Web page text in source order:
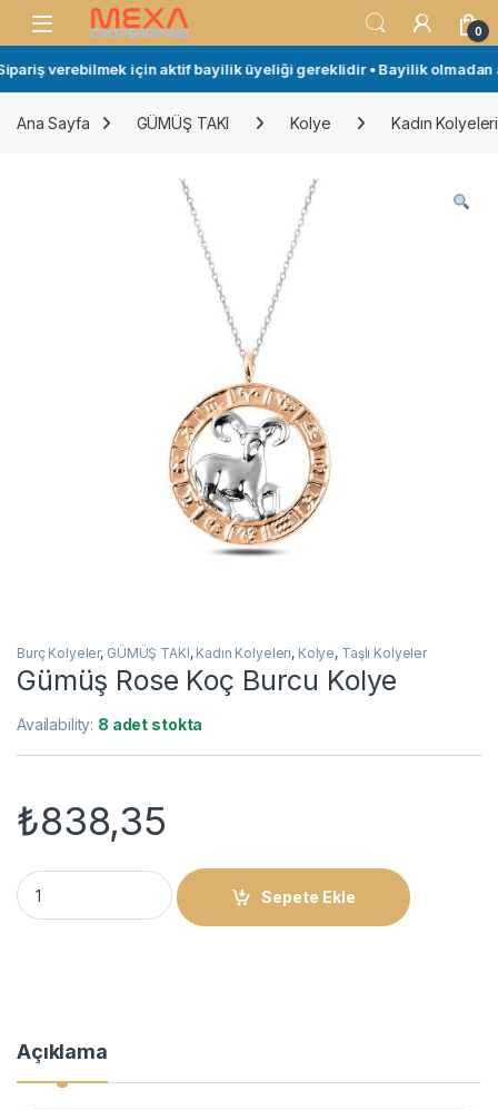
Skip to navigation
Skip to content
Open 0
verebilmek için aktif bayilik üyeliği gereklidir • Bayilik olmadan
Ana Sayfa GÜMÜŞ TAKI Kolye Kadın Kolyeleri
Burç Kolyeler, GÜMÜŞ TAKI, Kadın Kolyeleri, Kolye, Taşlı Kolyeler
Gümüş Rose Koç Burcu Kolye
Availability: 8 adet stokta
₺838,35
Gümüş Rose Koç Burcu Kolye quantity
Sepete Ekle
Açıklama